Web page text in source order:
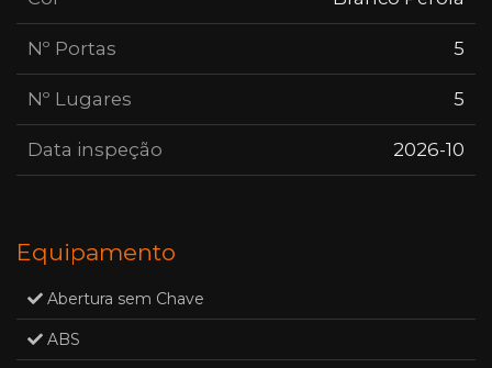
Nº Portas 5
Nº Lugares 5
Data inspeção 2026-10
Equipamento
Abertura sem Chave
ABS